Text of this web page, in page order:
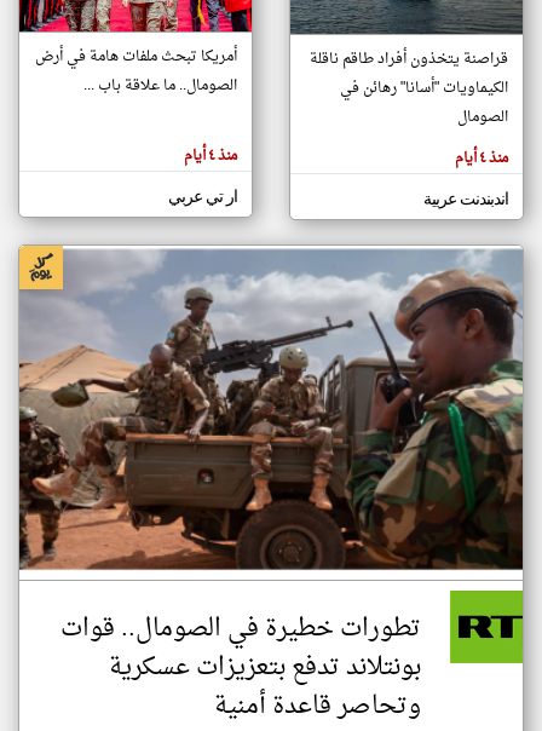
تغيير الدولة
اخبار الصومال على مدار الساعة
أهم اخبار الصومال العاجلة والمباشرة
المقالات
هنا عن
وجهة
كاتبيها.
قراصنة يتخذون أفراد طاقم ناقلة
الكيماويات "أسانا" رهائن في
الصومال
منذ ٤ أيام
اندبندنت عربية
أمريكا تبحث ملفات هامة في أرض
الصومال.. ما علاقة باب ...
منذ ٤ أيام
ار تي عربي
تطورات خطيرة في الصومال.. قوات
بونتلاند تدفع بتعزيزات عسكرية
وتحاصر قاعدة أمنية
klyoum.com